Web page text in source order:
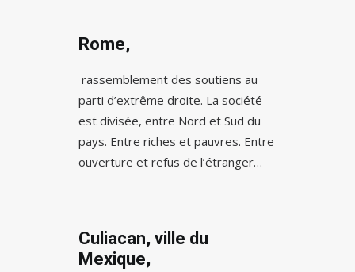
Rome,
rassemblement des soutiens au
parti d’extrême droite. La société
est divisée, entre Nord et Sud du
pays. Entre riches et pauvres. Entre
ouverture et refus de l’étranger…
Culiacan, ville du
Mexique,